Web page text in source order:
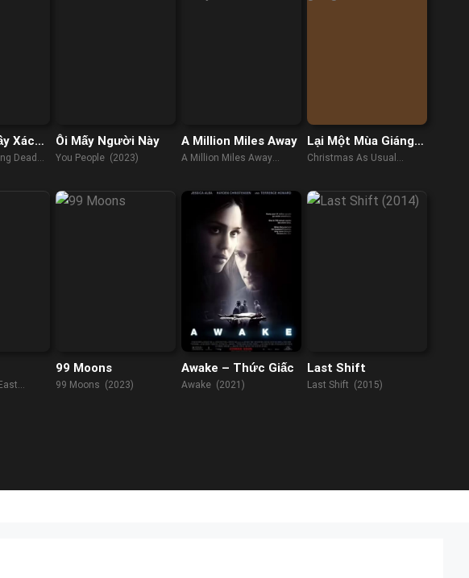
Xác
Dead
Ôi Mấy Người Này
You People (2023)
A Million Miles Away
A Million Miles Away
Lại Một Mùa Giáng
Sinh
Christmas As Usual
99 Moons
99 Moons (2023)
Awake – Thức Giấc
Awake (2021)
Last Shift
Last Shift (2015)